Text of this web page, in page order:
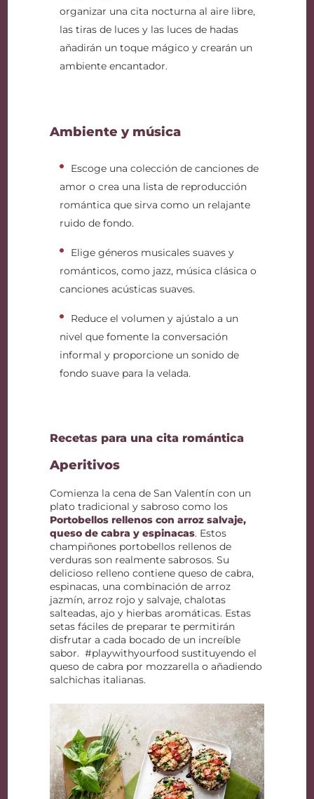
organizar una cita nocturna al aire libre,
las tiras de luces y las luces de hadas
añadirán un toque mágico y crearán un
ambiente encantador.
Ambiente y música
Escoge una colección de canciones de
amor o crea una lista de reproducción
romántica que sirva como un relajante
ruido de fondo.
Elige géneros musicales suaves y
románticos, como jazz, música clásica o
canciones acústicas suaves.
Reduce el volumen y ajústalo a un
nivel que fomente la conversación
informal y proporcione un sonido de
fondo suave para la velada.
Recetas para una cita romántica
Aperitivos
Comienza la cena de San Valentín con un
plato tradicional y sabroso como los
Portobellos rellenos con arroz salvaje,
queso de cabra y espinacas. Estos
champiñones portobellos rellenos de
verduras son realmente sabrosos. Su
delicioso relleno contiene queso de cabra,
espinacas, una combinación de arroz
jazmín, arroz rojo y salvaje, chalotas
salteadas, ajo y hierbas aromáticas. Estas
setas fáciles de preparar te permitirán
disfrutar a cada bocado de un increíble
sabor. #playwithyourfood sustituyendo el
queso de cabra por mozzarella o añadiendo
salchichas italianas.